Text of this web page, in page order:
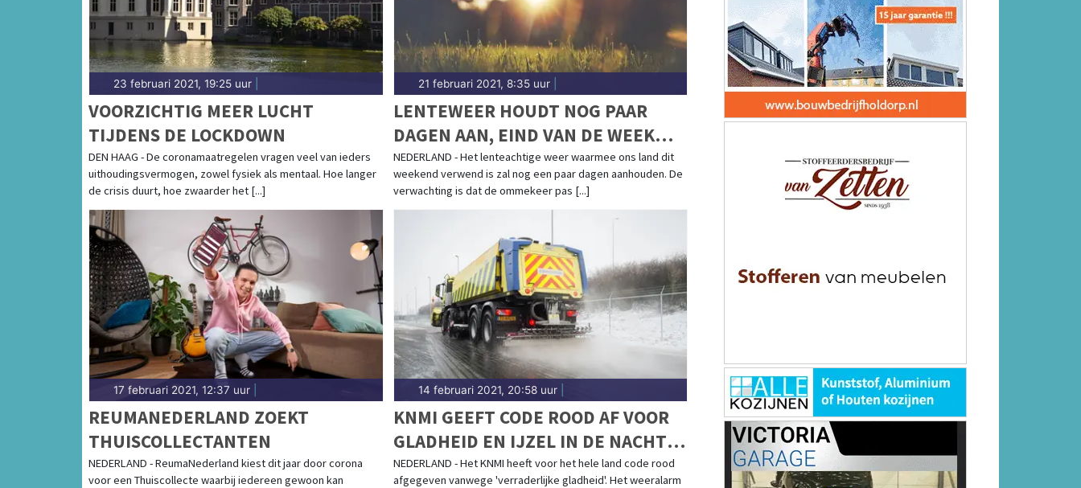
23 februari 2021, 19:25 uur
VOORZICHTIG MEER LUCHT
TIJDENS DE LOCKDOWN
DEN HAAG - De coronamaatregelen vragen veel van ieders
uithoudingsvermogen, zowel fysiek als mentaal. Hoe langer
de crisis duurt, hoe zwaarder het [...]
21 februari 2021, 8:35 uur|
LENTEWEER HOUDT NOG PAAR
DAGEN AAN, EIND VAN DE WEEK
IETS KOELER
NEDERLAND - Het lenteachtige weer waarmee ons land dit
weekend verwend is zal nog een paar dagen aanhouden. De
verwachting is dat de ommekeer pas [...]
17 februari 2021, 12:37 uur
REUMANEDERLAND ZOEKT
THUISCOLLECTANTEN
NEDERLAND - ReumaNederland kiest dit jaar door corona
voor een Thuiscollecte waarbij iedereen gewoon kan
14 februari 2021, 20:58 uur|
KNMI GEEFT CODE ROOD AF VOOR
GLADHEID EN IJZEL IN DE NACHT
EN OCHTEND
NEDERLAND - Het KNMI heeft voor het hele land code rood
afgegeven vanwege 'verraderlijke gladheid'. Het weeralarm